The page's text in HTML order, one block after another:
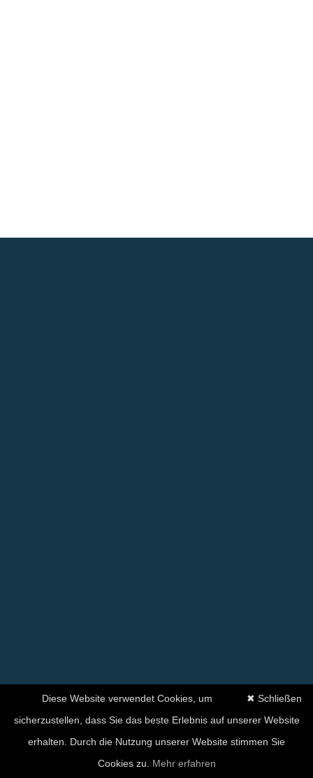
✖ Schließen
Diese Website verwendet Cookies, um
sicherzustellen, dass Sie das beste Erlebnis auf unserer Website
erhalten. Durch die Nutzung unserer Website stimmen Sie
Cookies zu. Mehr erfahren